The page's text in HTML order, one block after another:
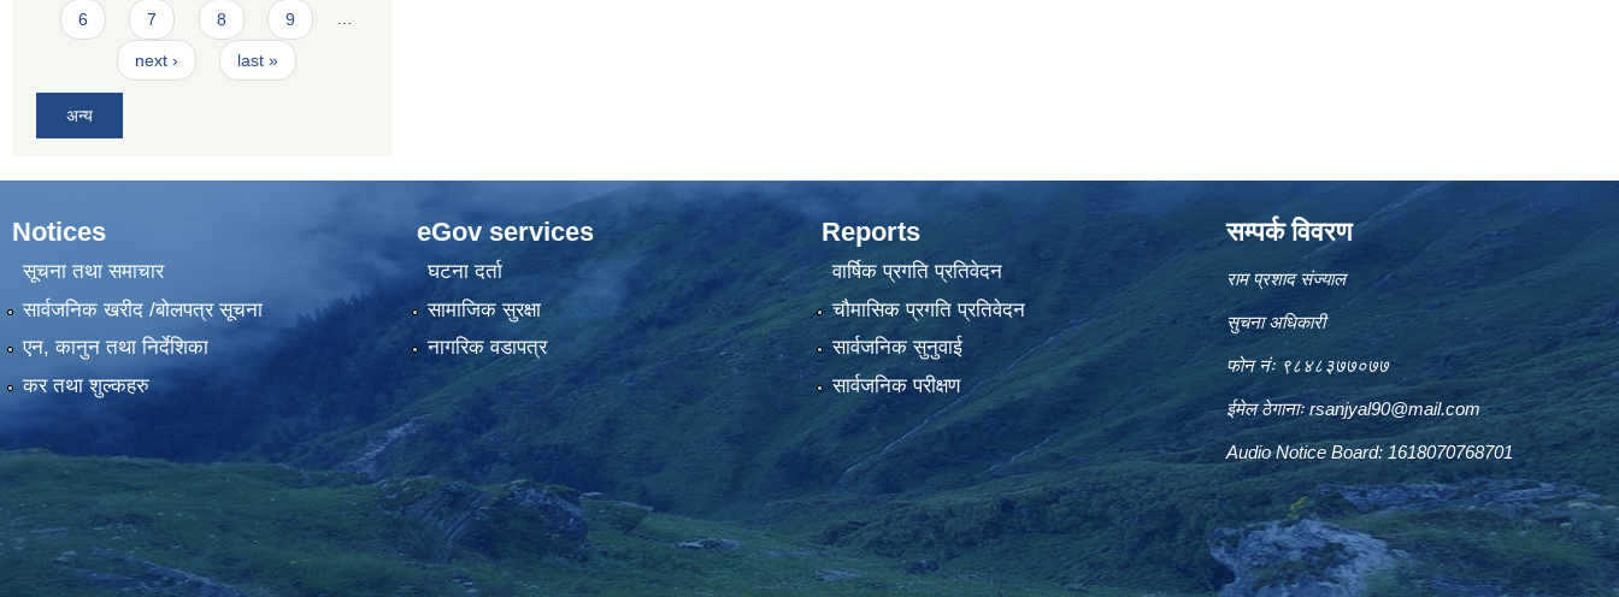
6 7 8 9 …
next › last »
अन्य
Notices
सूचना तथा समाचार
सार्वजनिक खरीद /बोलपत्र सूचना
एन, कानुन तथा निर्देशिका
कर तथा शुल्कहरु
eGov services
घटना दर्ता
सामाजिक सुरक्षा
नागरिक वडापत्र
Reports
वार्षिक प्रगति प्रतिवेदन
चौमासिक प्रगति प्रतिवेदन
सार्वजनिक सुनुवाई
सार्वजनिक परीक्षण
सम्पर्क विवरण
राम प्रशाद संज्याल
सुचना अधिकारी
फोन नंः ९८४८३७७०७७
ईमेल ठेगानाःrsanjyal90@mail.com
Audio Notice Board: 1618070768701